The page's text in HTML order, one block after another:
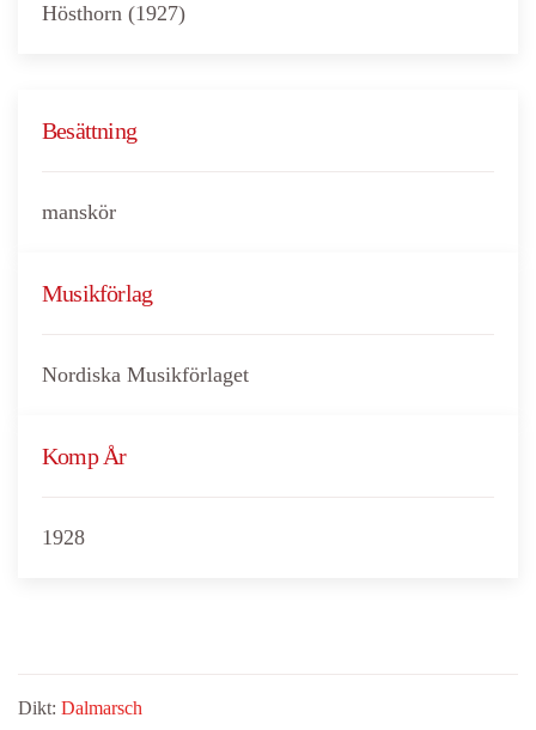
Hösthorn (1927)
Besättning
manskör
Musikförlag
Nordiska Musikförlaget
Komp År
1928
Dikt: Dalmarsch